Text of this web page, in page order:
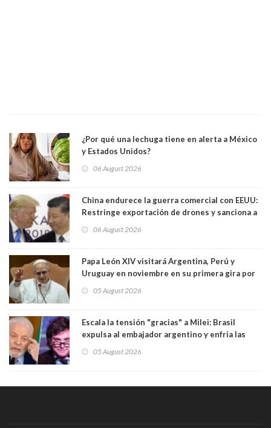
¿Por qué una lechuga tiene en alerta a México
y Estados Unidos?
06 August 2026
China endurece la guerra comercial con EEUU:
Restringe exportación de drones y sanciona a
06 August 2026
Papa León XIV visitará Argentina, Perú y
Uruguay en noviembre en su primera gira por
05 August 2026
Escala la tensión "gracias" a Milei: Brasil
expulsa al embajador argentino y enfria las
trasandino
05 August 2026